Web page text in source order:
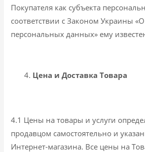
Покупателя как субъекта
соответствии с Законом Украины
персональных данных» ему
Цена и Доставка Товара
4.1 Цены на товары и услуги
продавцом самостоятельно и
Интернет-магазина. Все цены на